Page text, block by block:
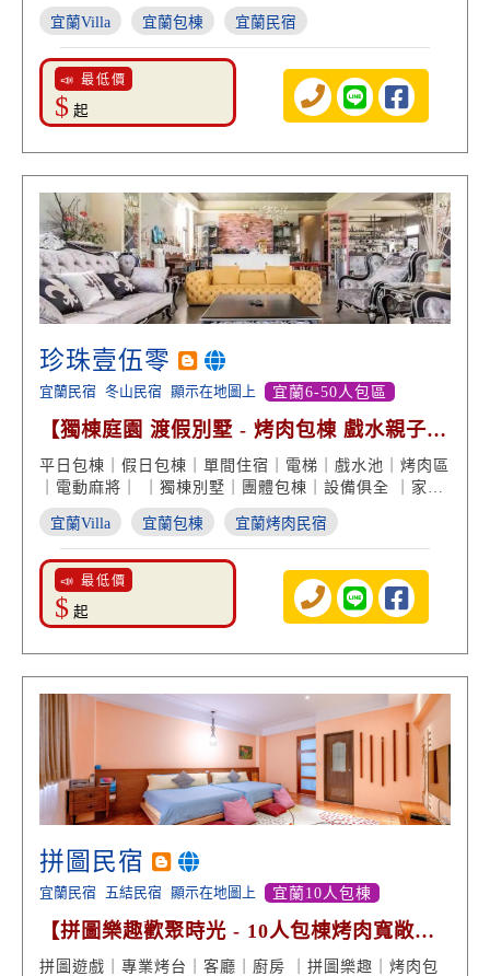
宜蘭Villa 宜蘭包棟 宜蘭民宿
📣 最低價
$ 起
珍珠壹伍零
宜蘭民宿 冬山民宿 顯示在地圖上 宜蘭6-50人包區
【獨棟庭園 渡假別墅 - 烤肉包棟 戲水親子遊
戲】
平日包棟｜假日包棟｜單間住宿｜電梯｜戲水池｜烤肉區
｜電動麻將｜ ｜獨棟別墅｜團體包棟｜設備俱全 ｜家庭
親子｜冬山住宿｜宜蘭民宿推薦
宜蘭Villa 宜蘭包棟 宜蘭烤肉民宿
📣 最低價
$ 起
拼圖民宿
宜蘭民宿 五結民宿 顯示在地圖上 宜蘭10人包棟
【拼圖樂趣歡聚時光 - 10人包棟烤肉寬敞舒
適】
拼圖遊戲｜專業烤台｜客廳｜廚房 ｜拼圖樂趣｜烤肉包